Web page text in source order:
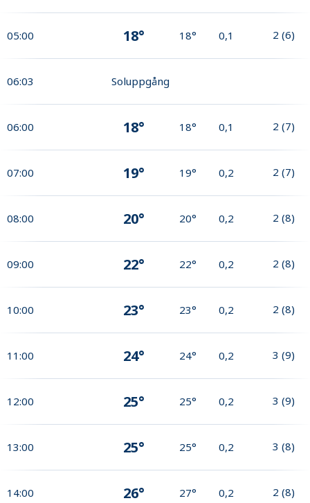
05:00 18° 18° 0,1 2 (6)
06:03 Soluppgång
06:00 18° 18° 0,1 2 (7)
07:00 19° 19° 0,2 2 (7)
08:00 20° 20° 0,2 2 (8)
09:00 22° 22° 0,2 2 (8)
10:00 23° 23° 0,2 2 (8)
11:00 24° 24° 0,2 3 (9)
12:00 25° 25° 0,2 3 (9)
13:00 25° 25° 0,2 3 (8)
14:00 26° 27° 0,2 2 (8)